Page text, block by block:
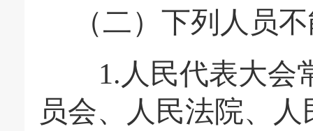
（二）下列人员
1. 人民代表大会
员会、人民法院、